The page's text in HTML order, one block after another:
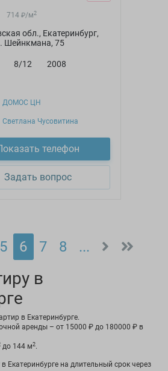
714 ₽/м2
обл., Екатеринбург,
Шейнкмана, 75
8/12
2008
ДОМОС ЦН
Светлана Чусовитина
телефон
Задать вопрос
5 6 7 8 ...
в
в Екатеринбурге.
аренды – от 15000 ₽ до 180000 ₽ в
до 144 м2.
Екатеринбурге на длительный срок через